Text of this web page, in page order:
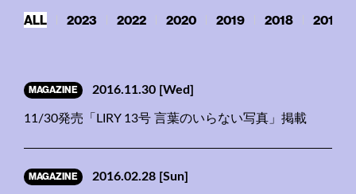
ALL 2023 2022 2020 2019 2018 2017
MAGAZINE 2016.11.30 [Wed]
11/30発売「LIRY 13号 言葉のいらない写真」掲載
MAGAZINE 2016.02.28 [Sun]